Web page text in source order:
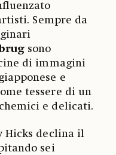
Sempre da
sono
di immagini
e
tessere di un
e delicati.
Hicks declina il
sei